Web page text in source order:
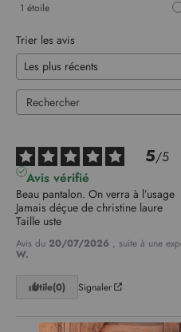
1 étoile
Trier les avis
5/5
Avis vérifié
Beau pantalon. On verra à l’usage
Jamais déçue de christine laure
Taille uste
Avis du 20/07/2026 , suite à une
W.
Utile(0) Signaler